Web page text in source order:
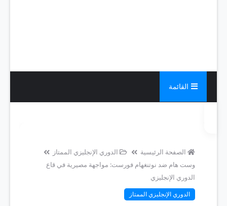
القائمة
الصفحة الرئيسية
الدوري الإنجليزي الممتاز
وست هام ضد نوتنغهام فورست: مواجهة مصيرية في قاع
الدوري الإنجليزي
الدوري الإنجليزي الممتاز